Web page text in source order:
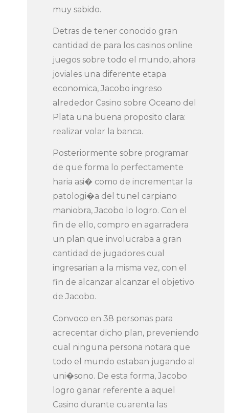
muy sabido.
Detras de tener conocido gran
cantidad de para los casinos online
juegos sobre todo el mundo, ahora
joviales una diferente etapa
economica, Jacobo ingreso
alrededor Casino sobre Oceano del
Plata una buena proposito clara:
realizar volar la banca.
Posteriormente sobre programar
de que forma lo perfectamente
haria asi� como de incrementar la
patologi�a del tunel carpiano
maniobra, Jacobo lo logro. Con el
fin de ello, compro en agarradera
un plan que involucraba a gran
cantidad de jugadores cual
ingresarian a la misma vez, con el
fin de alcanzar alcanzar el objetivo
de Jacobo.
Convoco en 38 personas para
acrecentar dicho plan, preveniendo
cual ninguna persona notara que
todo el mundo estaban jugando al
uni�sono. De esta forma, Jacobo
logro ganar referente a aquel
Casino durante cuarenta las